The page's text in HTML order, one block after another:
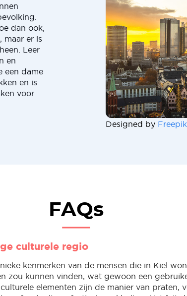
dan ook,
maar er is
Leer
en
een dame
en is
voor
Designed by Freepik
FAQs
culturele regio
kenmerken van de mensen die in Kiel
zou kunnen vinden, wat gewoon een
elementen zijn de manier van praten,